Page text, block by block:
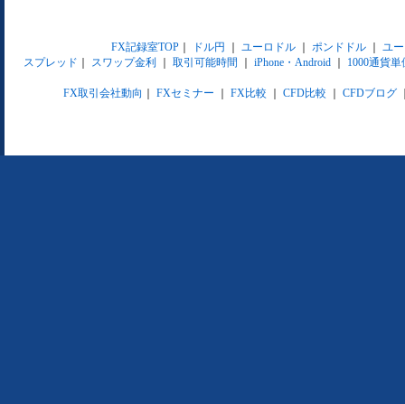
FX記録室TOP｜ ドル円 ユーロドル｜ ポンドドル｜ ユ
スプレッド
スワップ金利 取引可能時間 iPhone・Android 1000通貨単
FX取引会社動向 FXセミナー FX比較 CFD比較 CFDブログ